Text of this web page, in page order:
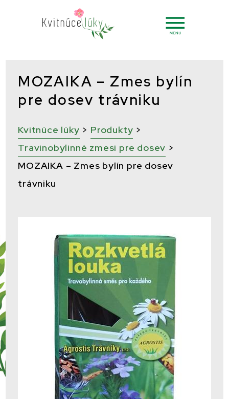
MOZAIKA – Zmes bylín
pre dosev trávniku
Kvitnúce lúky > Produkty >
Travinobylinné zmesi pre dosev >
MOZAIKA – Zmes bylín pre dosev
trávniku